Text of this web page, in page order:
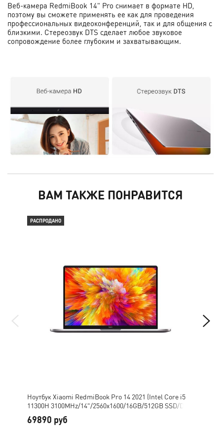
Веб-камера RedmiBook 14" Pro снимает в формате HD,
поэтому вы сможете применять ее как для проведения
профессиональных видеоконференций, так и для общения с
близкими. Стереозвук DTS сделает любое звуковое
сопровождение более глубоким и захватывающим.
ВАМ ТАКЖЕ ПОНРАВИТСЯ
РАСПРОДАНО
Ноутбук Xiaomi RedmiBook Pro 14 2021 (Intel Core i5
11300H 3100MHz/14"/2560x1600/16GB/512GB SSD/DVD
нет/Intel Iris Xe Graphics/Wi-Fi/Bluetooth/Windows 10
Home) русская клавиатура цвет серый Gray
69890 руб